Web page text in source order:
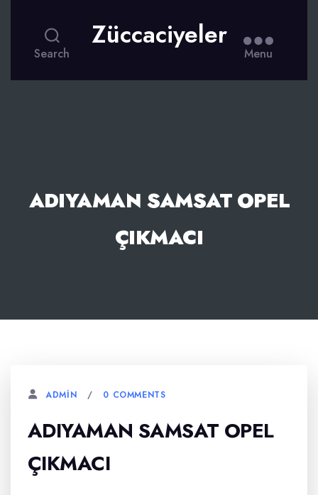
Search
Züccaciyeler
Menu
ADIYAMAN SAMSAT OPEL
ÇIKMACI
ADMIN 0 COMMENTS
ADIYAMAN SAMSAT OPEL
ÇIKMACI